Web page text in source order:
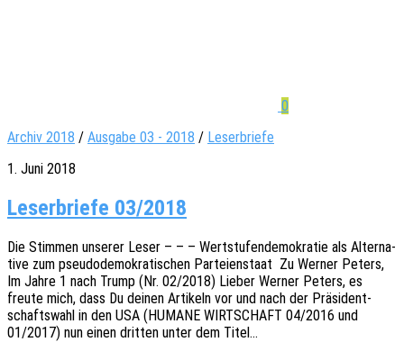
0
Archiv 2018 / Ausgabe 03 - 2018 / Leserbriefe
1. Juni 2018
Leserbriefe 03/2018
Die Stim­men unse­rer Leser – – – Wert­stu­fen­de­mo­kra­tie als Alter­na­
ti­ve zum pseu­do­de­mo­kra­ti­schen Partei­en­staat Zu Werner Peters,
Im Jahre 1 nach Trump (Nr. 02/2018) Lieber Werner Peters, es
freute mich, dass Du deinen Arti­keln vor und nach der Präsi­dent­
schafts­wahl in den USA (HUMANE WIRTSCHAFT 04/2016 und
01/2017) nun einen drit­ten unter dem Titel…